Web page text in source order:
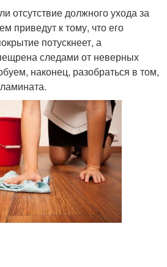
отсутствие должного ухода за
приведут к тому, что его
потускнеет, а
следами от неверных
наконец, разобраться в том,